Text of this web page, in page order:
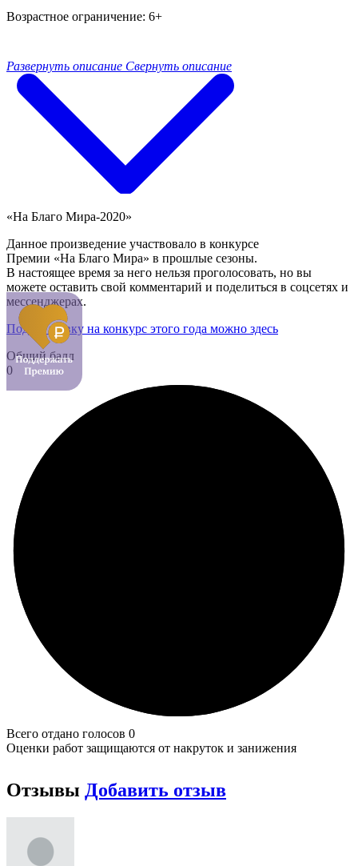
Возрастное ограничение: 6+
Развернуть описание Свернуть описание
«На Благо Мира-2020»
Данное произведение участвовало в конкурсе
Премии «На Благо Мира» в прошлые сезоны.
В настоящее время за него нельзя проголосовать, но вы
можете оставить свой комментарий и поделиться в соцсетях и
мессенджерах.
Подать заявку на конкурс этого года можно здесь
Общий балл
0
Всего отдано голосов 0
Оценки работ защищаются от накруток и занижения
Отзывы Добавить отзыв